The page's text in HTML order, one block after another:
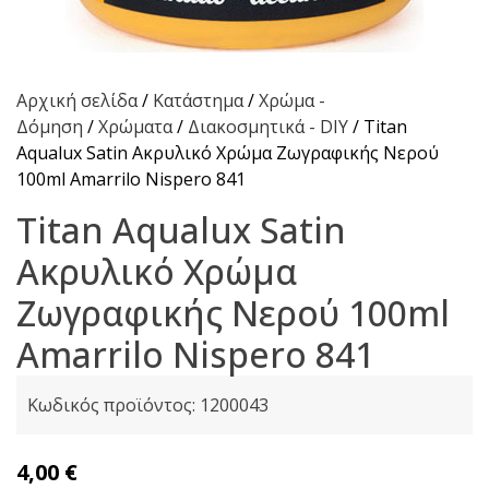
Αρχική σελίδα/ Κατάστημα/Χρώμα -
Δόμηση /Χρώματα/ Διακοσμητικά - DIY/ Titan
Aqualux Satin Ακρυλικό Χρώμα Ζωγραφικής Νερού
100ml Amarrilo Nispero 841
Titan Aqualux Satin
Ακρυλικό Χρώμα
Ζωγραφικής Νερού 100ml
Amarrilo Nispero 841
Κωδικός προϊόντος: 1200043
4,00 €